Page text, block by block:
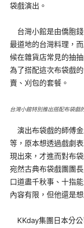
袋戲演出。
台灣小館是由僑胞
最道地的台灣料理，
候在雜貨店常見的抽
為了搭配這次布袋戲
賣、刈包的套餐。
台灣小館特別推出搭配布袋戲
演出布袋戲的師傅
等，原本想透過戲劇
現出來，才進而對布
宛然古典布袋戲團團
口道盡千秋事、十指
內容有限，但他還是
KKday集團日本分公